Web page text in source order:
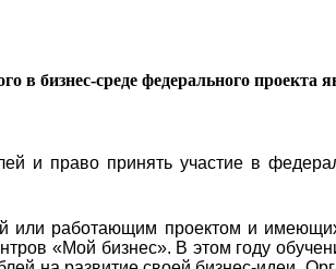
бизнес-среде федерального проекта
и право принять участие в
или работающим проектом и
«Мой бизнес». В этом году